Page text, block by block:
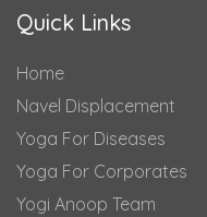
Quick Links
Home
Navel Displacement
Yoga For Diseases
Yoga For Corporates
Yogi Anoop Team